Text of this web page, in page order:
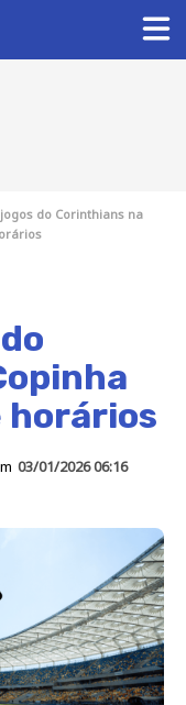
do Corinthians na
horários
03/01/2026 06:16